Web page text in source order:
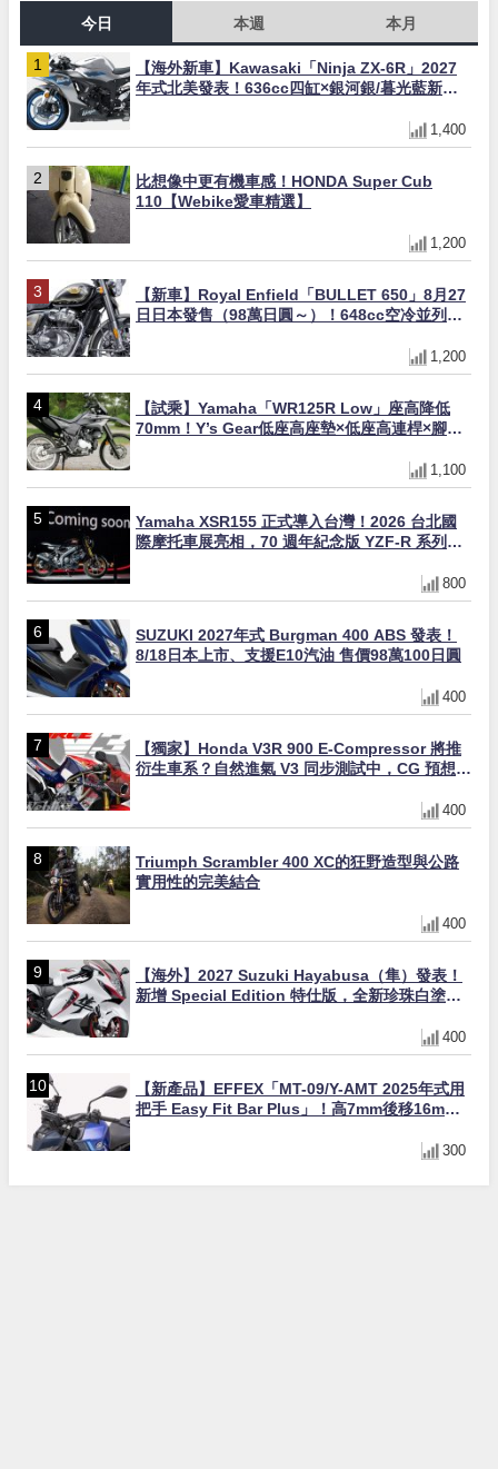
今日 本週 本月
【海外新車】Kawasaki「Ninja ZX-6R」2027
年式北美發表！636cc四缸×銀河銀/暮光藍新色
1,400
比想像中更有機車感！HONDA Super Cub
110【Webike愛車精選】
1,200
【新車】Royal Enfield「BULLET 650」8月27
日日本發售（98萬日圓～）！648cc空冷並列雙
1,200
【試乘】Yamaha「WR125R Low」座高降低
70mm！Y’s Gear低座高座墊×低座高連桿×腳踏
1,100
Yamaha XSR155 正式導入台灣！2026 台北國
際摩托車展亮相，70 週年紀念版 YZF-R 系列限
800
SUZUKI 2027年式 Burgman 400 ABS 發表！
8/18日本上市、支援E10汽油 售價98萬100日圓
400
【獨家】Honda V3R 900 E-Compressor 將推
衍生車系？自然進氣 V3 同步測試中，CG 預想曝
400
Triumph Scrambler 400 XC的狂野造型與公路
實用性的完美結合
400
【海外】2027 Suzuki Hayabusa（隼）發表！
新增 Special Edition 特仕版，全新珍珠白塗裝
400
【新產品】EFFEX「MT-09/Y-AMT 2025年式用
把手 Easy Fit Bar Plus」！高7mm後移16mm
300